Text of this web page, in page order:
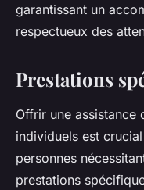
garantissant un
respectueux des
Prestations
Offrir une assistance
individuels est
personnes
prestations